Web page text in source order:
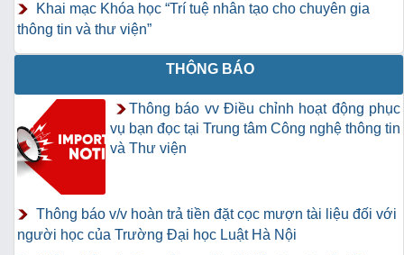
Khai mạc Khóa học “Trí tuệ nhân tạo cho chuyên gia
thông tin và thư viện”
THÔNG BÁO
Thông báo vv Điều chỉnh hoạt động phục
vụ bạn đọc tại Trung tâm Công nghệ thông tin
và Thư viện
Thông báo v/v hoàn trả tiền đặt cọc mượn tài liệu đối với
người học của Trường Đại học Luật Hà Nội